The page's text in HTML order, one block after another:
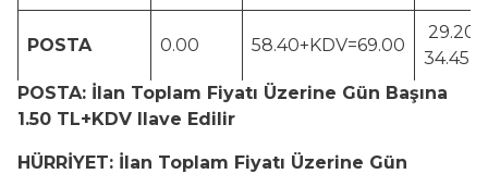
POSTA 0.00 58.40+KDV=69.00
34.45
POSTA: İlan Toplam Fiyatı Üzerine Gün Başına
1.50 TL+KDV Ilave Edilir
HÜRRİYET: İlan Toplam Fiyatı Üzerine Gün